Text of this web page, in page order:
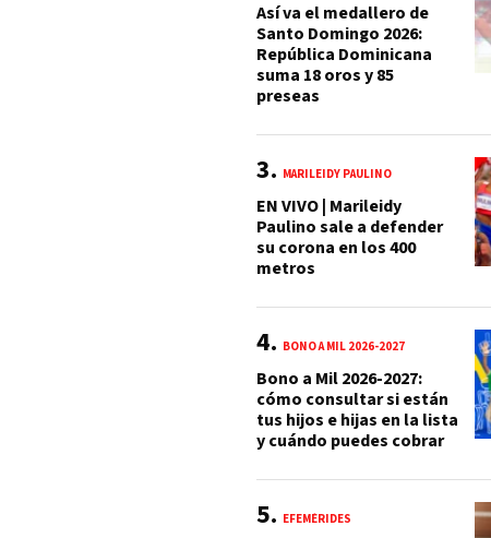
Así va el medallero de
Santo Domingo 2026:
República Dominicana
suma 18 oros y 85
preseas
MARILEIDY PAULINO
EN VIVO | Marileidy
Paulino sale a defender
su corona en los 400
metros
BONO A MIL 2026-2027
Bono a Mil 2026-2027:
cómo consultar si están
tus hijos e hijas en la lista
y cuándo puedes cobrar
EFEMÉRIDES